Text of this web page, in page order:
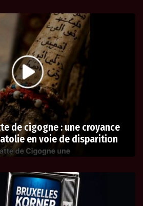
de cigogne : une croyance
en voie de disparition